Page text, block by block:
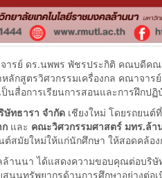
ารย์ ดร.นพพร พัชรประกิติ คณบดีค
ลักสูตรวิศวกรรมเครื่องกล คณาจาร
ป็นสื่อการเรียนการสอนและการฝึกป
ษัทธารา จำกัด เชียงใหม่ โดยรถยน
และ คณะวิศวกรรมศาสตร์ มทร.ล้า
ต์สมัยใหม่ให้แก่นักศึกษา ให้สอดคล้
านนา ได้แสดงความขอบคุณต่อบริ
นุนทรัพยากรด้านการศึกษาอย่างต่